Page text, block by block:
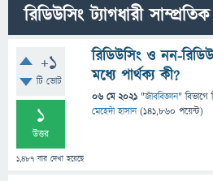
রিডিউসিং ট্যাগধারী
+1
টি ভোট
1
উত্তর
1,487 বার দেখা হয়েছে
রিডিউসিং ও নন-
মধ্যে পার্থক্য কী?
06 মে 2021 "জীববিজ্ঞান" বিভাগে
মেহেদী হাসান (141,860 পয়েন্ট)